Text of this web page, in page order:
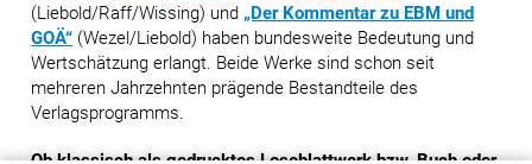
(Liebold/Raff/Wissing) und „Der Kommentar zu EBM und
GOÄ“ (Wezel/Liebold) haben bundesweite Bedeutung und
Wertschätzung erlangt. Beide Werke sind schon seit
mehreren Jahrzehnten prägende Bestandteile des
Verlagsprogramms.